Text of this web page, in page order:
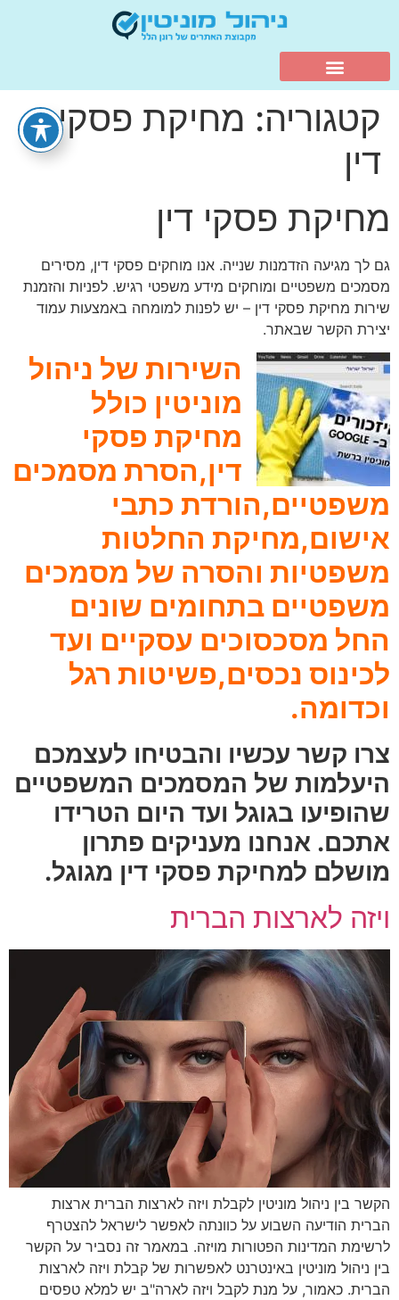
קטגוריה: מחיקת פסקי
דין
מחיקת פסקי דין
גם לך מגיעה הזדמנות שנייה. אנו מוחקים פסקי דין, מסירים
מסמכים משפטיים ומוחקים מידע משפטי רגיש. לפניות והזמנת
שירות מחיקת פסקי דין – יש לפנות למומחה באמצעות עמוד
יצירת הקשר שבאתר.
השירות של ניהול
מוניטין כולל
מחיקת פסקי
דין,הסרת מסמכים
משפטיים,הורדת כתבי
אישום,מחיקת החלטות
משפטיות והסרה של מסמכים
משפטיים בתחומים שונים
החל מסכסוכים עסקיים ועד
לכינוס נכסים,פשיטות רגל
וכדומה.
צרו קשר עכשיו והבטיחו לעצמכם
היעלמות של המסמכים המשפטיים
שהופיעו בגוגל ועד היום הטרידו
אתכם. אנחנו מעניקים פתרון
מושלם למחיקת פסקי דין מגוגל.
ויזה לארצות הברית
הקשר בין ניהול מוניטין לקבלת ויזה לארצות הברית ארצות
הברית הודיעה השבוע על כוונתה לאפשר לישראל להצטרף
לרשימת המדינות הפטורות מויזה. במאמר זה נסביר על הקשר
בין ניהול מוניטין באינטרנט לאפשרות של קבלת ויזה לארצות
הברית. כאמור, על מנת לקבל ויזה לארה"ב יש למלא טפסים